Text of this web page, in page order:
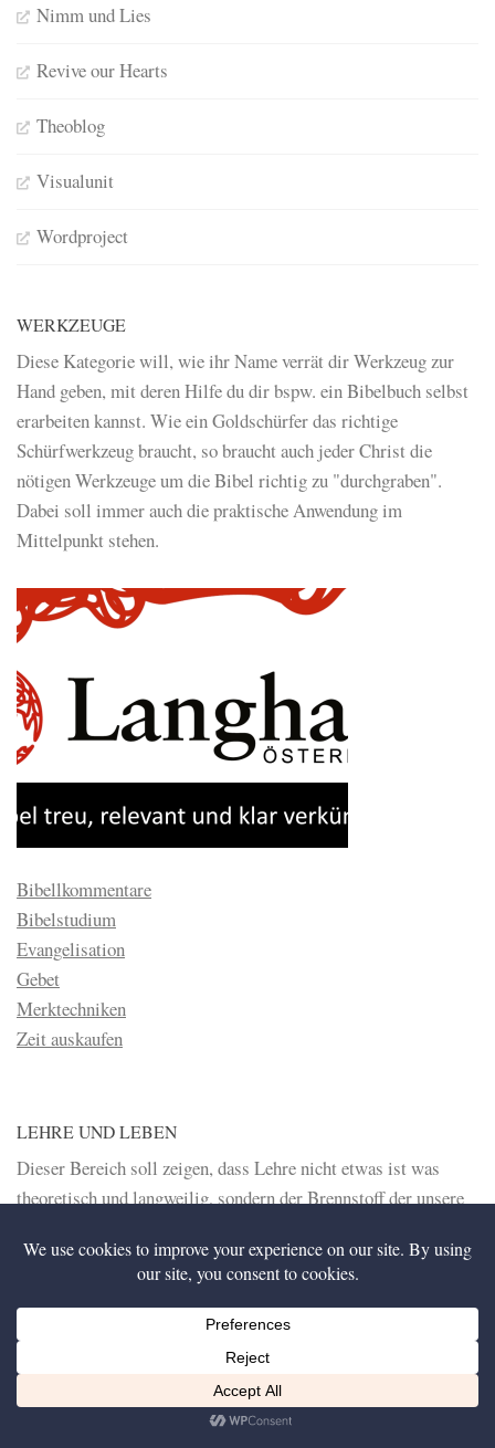
Nimm und Lies
Revive our Hearts
Theoblog
Visualunit
Wordproject
WERKZEUGE
Diese Kategorie will, wie ihr Name verrät dir Werkzeug zur
Hand geben, mit deren Hilfe du dir bspw. ein Bibelbuch selbst
erarbeiten kannst. Wie ein Goldschürfer das richtige
Schürfwerkzeug braucht, so braucht auch jeder Christ die
nötigen Werkzeuge um die Bibel richtig zu "durchgraben".
Dabei soll immer auch die praktische Anwendung im
Mittelpunkt stehen.
Bibellkommentare
Bibelstudium
Evangelisation
Gebet
Merktechniken
Zeit auskaufen
LEHRE UND LEBEN
Dieser Bereich soll zeigen, dass Lehre nicht etwas ist was
theoretisch und langweilig, sondern der Brennstoff der unsere
Wahrheit frei machen würde (Joh 8:32) und genauso ist auch
das Gegenteil der Fall. Lüge, oder falsche Lehre nimmt
gefangen und hindert den Menschen daran treu und fröhlich für
Gott zu leben.
Diese Website nutzt Cookies, um bestmögliche Funktionalität bieten zu können.
Ich bin einverstanden